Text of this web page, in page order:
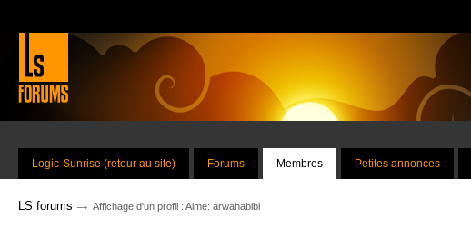
Logic-Sunrise (retour au site) Forums Membres Petites annonces
LS forums → Affichage d'un profil : Aime: arwahabibi